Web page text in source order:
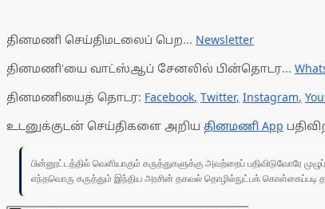
தினமணி செய்திமடலைப் பெற... Newsletter
தினமணி'யை வாட்ஸ்ஆப் சேனலில் பின்தொடர...
தினமணியைத் தொடர: Facebook, Twitter, Instagram,
உடனுக்குடன் செய்திகளை அறிய தினமணி App
பின்னூட்டத்தில் வெளியாகும் கருத்துகளுக்கு அவற்றைப் பதிவிடுவோரே
எந்தவொரு கருத்தும் இந்திய அரசின் தகவல் தொழில்நுட்பக் கொள்கைப்படி